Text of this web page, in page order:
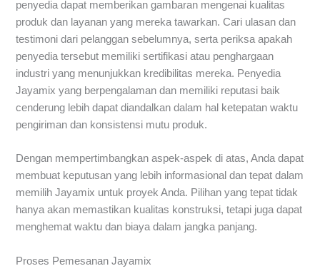
penyedia dapat memberikan gambaran mengenai kualitas
produk dan layanan yang mereka tawarkan. Cari ulasan dan
testimoni dari pelanggan sebelumnya, serta periksa apakah
penyedia tersebut memiliki sertifikasi atau penghargaan
industri yang menunjukkan kredibilitas mereka. Penyedia
Jayamix yang berpengalaman dan memiliki reputasi baik
cenderung lebih dapat diandalkan dalam hal ketepatan waktu
pengiriman dan konsistensi mutu produk.
Dengan mempertimbangkan aspek-aspek di atas, Anda dapat
membuat keputusan yang lebih informasional dan tepat dalam
memilih Jayamix untuk proyek Anda. Pilihan yang tepat tidak
hanya akan memastikan kualitas konstruksi, tetapi juga dapat
menghemat waktu dan biaya dalam jangka panjang.
Proses Pemesanan Jayamix